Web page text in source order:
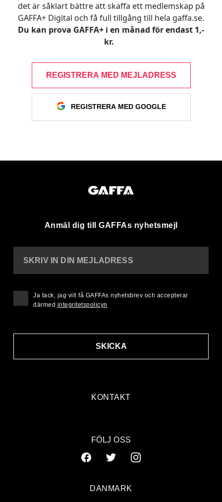
det är såklart bättre att skaffa ett medlemskap på
GAFFA+ Digital och få full tillgång till hela gaffa.se.
Du kan prova GAFFA+ i en månad för endast 1,-
kr.
REGISTRERA MED MEJLADRESS
REGISTRERA MED GOOGLE
Anmäl dig till GAFFAs nyhetsmejl
KONTAKT
SKRIV IN DIN MEJLADRESS
SKICKA
Ja tack, jag vill få GAFFAs nyhetsbrev och accepterar
därmed integritetspolicyn
FÖLJ OSS
DANMARK